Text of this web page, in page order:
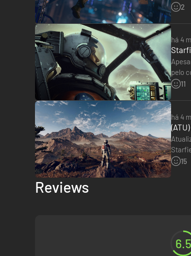
Explora O Espaço Sideral
Aventura-te pelas estrelas e explora mais de
memoráveis, junta-te às aventuras de várias
Capitaneia A Nave Dos Teus Sonhos
2
há 4
pelo
Sony
11
há 4
loved
15
Reviews
6.5